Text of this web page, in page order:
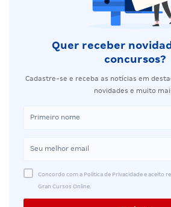
Quer receber
concursos?
Cadastre-se e receba as notícias em
novidades e muito
Concordo com a Política de Privacidade e aceito
Gran Cursos Online.